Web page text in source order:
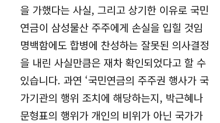
을 가했다는 사실, 그리고 상기한 이유로 국민
연금이 삼성물산 주주에게 손실을 입힐 것임
명백함에도 합병에 찬성하는 잘못된 의사결정
을 내린 사실만큼은 재차 확인되었다고 할 수
있습니다. 과연 ‘국민연금의 주주권 행사가 국
가기관의 행위 조치에 해당하는지, 박근혜나
문형표의 행위가 개인의 비위가 아닌 국가가